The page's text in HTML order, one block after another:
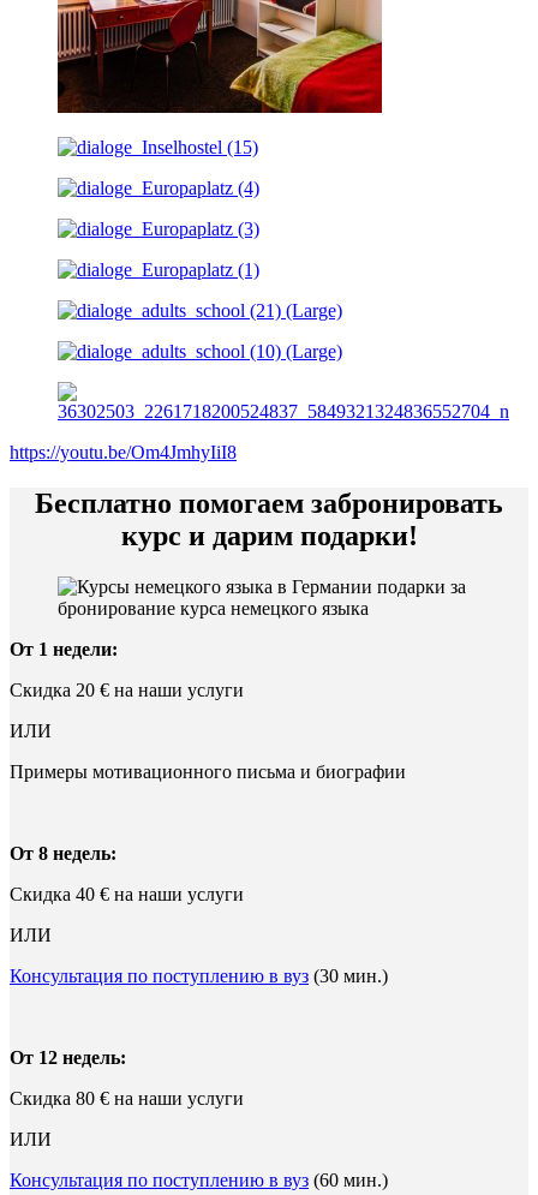
https://youtu.be/Om4JmhyIiI8
Бесплатно помогаем забронировать
курс и дарим подарки!
От 1 недели:
Скидка 20 € на наши услуги
ИЛИ
Примеры мотивационного письма и биографии
От 8 недель:
Скидка 40 € на наши услуги
ИЛИ
Консультация по поступлению в вуз (30 мин.)
От 12 недель:
Скидка 80 € на наши услуги
ИЛИ
Консультация по поступлению в вуз (60 мин.)